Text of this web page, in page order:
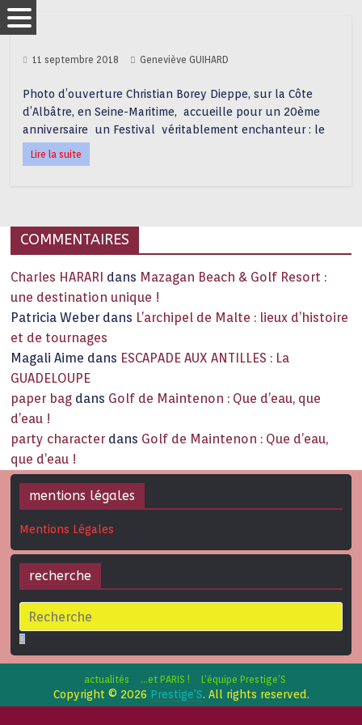
11 septembre 2018 Geneviève GUIHARD
Photo d’ouverture Christian Borey Dieppe, sur la Côte
d’Albâtre, en Seine-Maritime, accueille pour un 20ème
anniversaire un Festival véritablement enchanteur : le
Lire la suite
COMMENTAIRES
Charles HARARI dans Mazagan Beach & Golf Resort :
une destination unique !
Patricia Weber dans L’archipel de Malte : lieux d’histoire
et de tournages
Magali Aime dans ESCAPADE AUX ANTILLES : La
GUADELOUPE
paper bag dans Golf de Maintenon : Que d’eau, que
d’eau !
party character dans Golf de Maintenon : Que d’eau,
que d’eau !
mentions légales
Mentions Légales
recherche
actualités …et PARIS ! L’équipe Prestige’S
Copyright © 2026 Prestige'S. All rights reserved.